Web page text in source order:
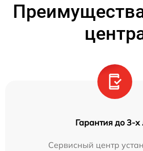
Гарантия до 3-х
Сервисный центр